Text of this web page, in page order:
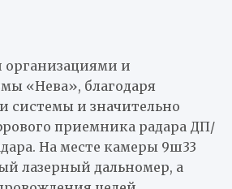
организациями и
«Нева», благодаря
системы и значительно
приемника радара ДП/
На месте камеры 9ш33
лазерный дальномер, а